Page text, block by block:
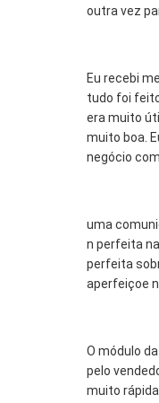
outra vez
Eu recebi
tudo foi
era muito
muito boa.
negócio
uma
n perfeita
perfeita
aperfeiçoe
O módulo
pelo
muito